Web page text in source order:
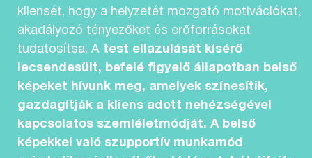
kliensét, hogy a helyzetét mozgató motivációkat,
akadályozó tényezőket és erőforrásokat
tudatosítsa. A test ellazulását kísérő
lecsendesült, befelé figyelő állapotban belső
képeket hívunk meg, amelyek színesítik,
gazdagítják a kliens adott nehézségével
kapcsolatos szemléletmódját. A belső
képekkel való szupportív munkamód